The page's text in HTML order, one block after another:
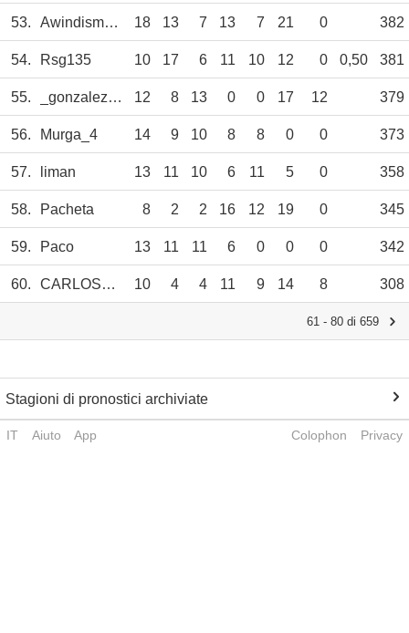
53. Awindismorin 18 13 7 13 7 21 0 382
54. Rsg135 10 17 6 11 10 12 0 0,50 381
55. _gonzalezz._ 12 8 13 0 0 17 12 379
56. Murga_4 14 9 10 8 8 0 0 373
57. liman 13 11 10 6 11 5 0 358
58. Pacheta 8 2 2 16 12 19 0 345
59. Paco 13 11 11 6 0 0 0 342
60. CARLOSANBLAS2 10 4 4 11 9 14 8 308
61 - 80 di 659
Stagioni di pronostici archiviate
IT Aiuto App Colophon Privacy